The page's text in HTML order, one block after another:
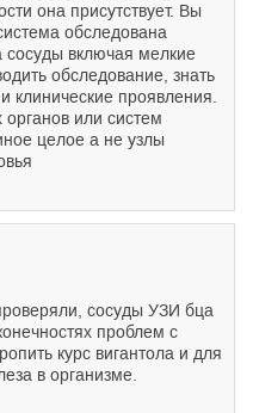
она присутствует. Вы
обследована
включая мелкие
обследование, знать
проявления.
или систем
целое а не узлы
сосуды УЗИ бца
проблем с
курс вигантола и для
в организме.